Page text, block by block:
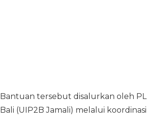
Bantuan tersebut disalurkan oleh
Bali (UIP2B Jamali) melalui